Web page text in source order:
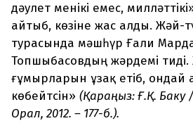
дәулет менікі емес,
айтыб, көзіне жас алды. Жәй-
турасында мәшһүр Ғали
Топшыбасовдың жәрдемі тиді.
ғұмырларын ұзақ етіб,
көбейтсін» (Қараңыз: Ғ.Қ. Баку
Орал, 2012. – 177-б.).